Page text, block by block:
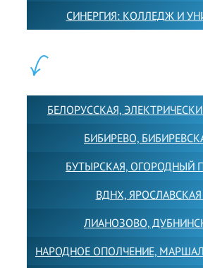
СИНЕРГИЯ: КОЛЛЕДЖ И
БЕЛОРУССКАЯ,
БИБИРЕВО,
БУТЫРСКАЯ, ОГОРОДНЫЙ
ВДНХ,
ЛИАНОЗОВО,
НАРОДНОЕ ОПОЛЧЕНИЕ,